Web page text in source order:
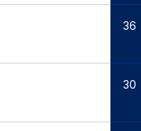
36
30